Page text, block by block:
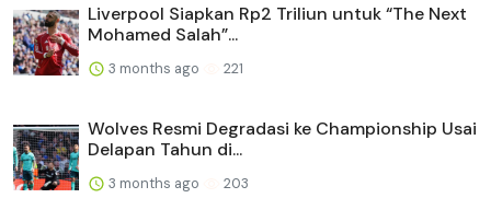
Liverpool Siapkan Rp2 Triliun untuk “The Next
Mohamed Salah”...
3 months ago 221
Wolves Resmi Degradasi ke Championship Usai
Delapan Tahun di...
3 months ago 203